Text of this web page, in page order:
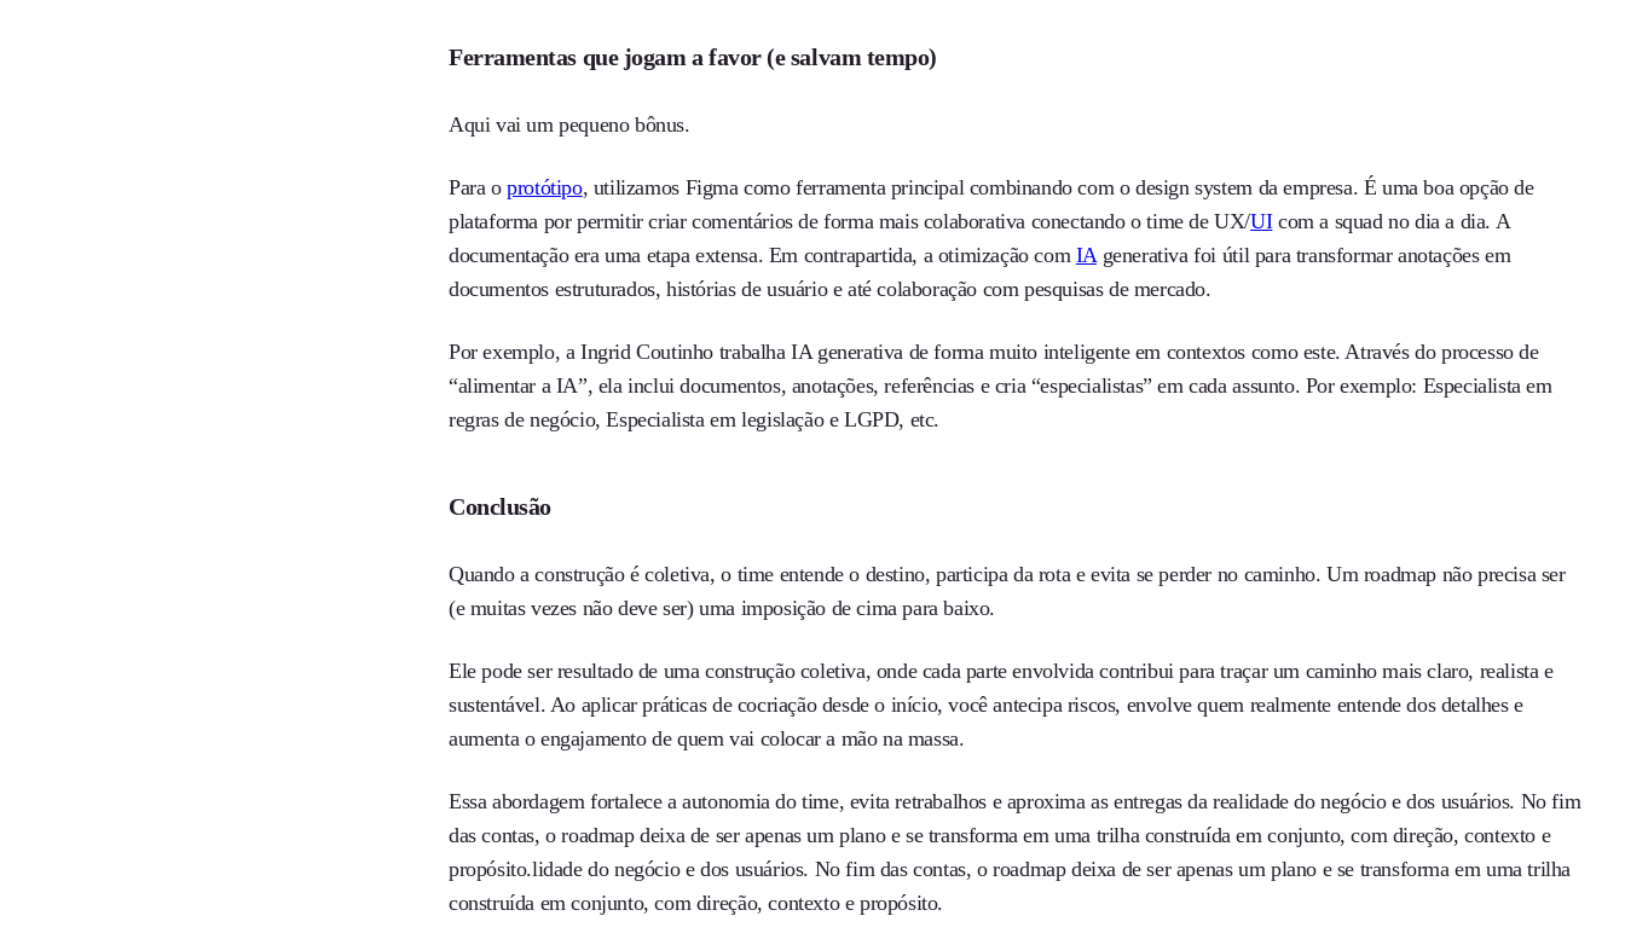
Ferramentas que jogam a favor (e salvam tempo)
Aqui vai um pequeno bônus.
Para oprotótipo, utilizamos Figma como ferramenta principal combinando com o design system da empresa. É uma boa opção de
plataforma por permitir criar comentários de forma mais colaborativa conectando o time de UX/UIcom a squad no dia a dia. A
documentação era uma etapa extensa. Em contrapartida, a otimização com IAgenerativa foi útil para transformar anotações em
documentos estruturados, histórias de usuário e até colaboração com pesquisas de mercado.
Por exemplo, a Ingrid Coutinho trabalha IA generativa de forma muito inteligente em contextos como este. Através do processo de
“alimentar a IA”, ela inclui documentos, anotações, referências e cria “especialistas” em cada assunto. Por exemplo: Especialista em
regras de negócio, Especialista em legislação e LGPD, etc.
Conclusão
Quando a construção é coletiva, o time entende o destino, participa da rota e evita se perder no caminho. Um roadmap não precisa ser
(e muitas vezes não deve ser) uma imposição de cima para baixo.
Ele pode ser resultado de uma construção coletiva, onde cada parte envolvida contribui para traçar um caminho mais claro, realista e
sustentável. Ao aplicar práticas de cocriação desde o início, você antecipa riscos, envolve quem realmente entende dos detalhes e
aumenta o engajamento de quem vai colocar a mão na massa.
Essa abordagem fortalece a autonomia do time, evita retrabalhos e aproxima as entregas da realidade do negócio e dos usuários. No fim
das contas, o roadmap deixa de ser apenas um plano e se transforma em uma trilha construída em conjunto, com direção, contexto e
propósito.lidade do negócio e dos usuários. No fim das contas, o roadmap deixa de ser apenas um plano e se transforma em uma trilha
construída em conjunto, com direção, contexto e propósito.